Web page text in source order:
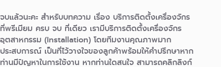
จบแล้วนะคะ สำหรับบทความ เรื่อง บริการติดตั้งเครื่องจักร
ที่พรีเมียม ครบ จบ ที่เดียว เรามีบริการติดตั้งเครื่องจักร
อุตสาหกรรม (Installation) โดยทีมงานคุณภาพมาก
ประสบการณ์ เป็นที่ไว้วางใจของลูกค้าพร้อมให้คำปรึกษาหาก
ท่านมีปัญหาในการใช้งาน หากท่านใดสนใจ สามารถคลิกลิงก์